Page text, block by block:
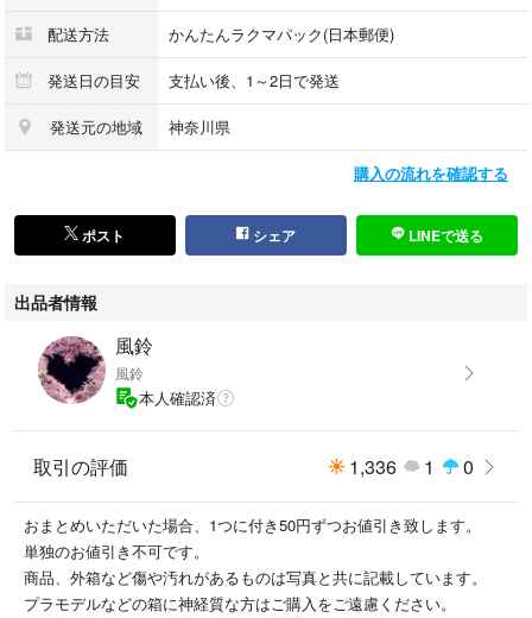
配送方法 かんたんラクマパック(日本郵便)
発送日の目安 支払い後、1～2日で発送
発送元の地域 神奈川県
購入の流れを確認する
ポスト シェア LINEで送る
出品者情報
風鈴
風鈴
本人確認済
取引の評価 1,336 1 0
おまとめいただいた場合、1つに付き50円ずつお値引き致します。
単独のお値引き不可です。
商品、外箱など傷や汚れがあるものは写真と共に記載しています。
プラモデルなどの箱に神経質な方はご購入をご遠慮ください。